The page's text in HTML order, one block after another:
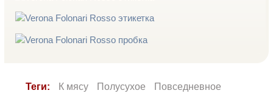
Теги: К мясу Полусухое Повседневное